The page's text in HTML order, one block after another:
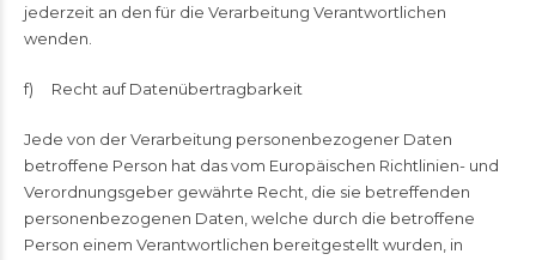
jederzeit an den für die Verarbeitung Verantwortlichen
wenden.
f) Recht auf Datenübertragbarkeit
Jede von der Verarbeitung personenbezogener Daten
betroffene Person hat das vom Europäischen Richtlinien- und
Verordnungsgeber gewährte Recht, die sie betreffenden
personenbezogenen Daten, welche durch die betroffene
Person einem Verantwortlichen bereitgestellt wurden, in